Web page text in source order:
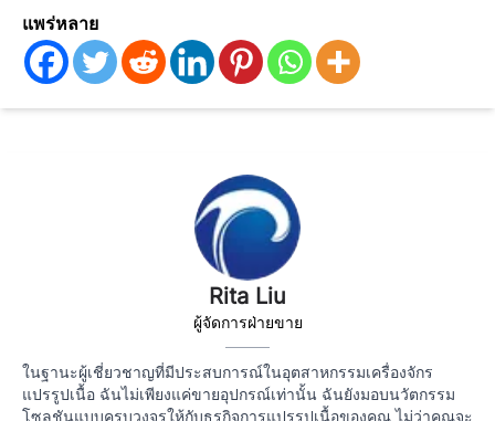
Rita Liu
ผู้จัดการฝ่ายขาย
ในฐานะผู้เชี่ยวชาญที่มีประสบการณ์ในอุตสาหกรรมเครื่องจักร
แปรรูปเนื้อ ฉันไม่เพียงแค่ขายอุปกรณ์เท่านั้น ฉันยังมอบนวัตกรรม
โซลูชันแบบครบวงจรให้กับธุรกิจการแปรรูปเนื้อของคุณ ไม่ว่าคุณจะ
แพร่หลาย